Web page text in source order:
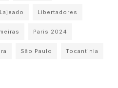
Lajeado Libertadores
Paris 2024
São Paulo Tocantinia